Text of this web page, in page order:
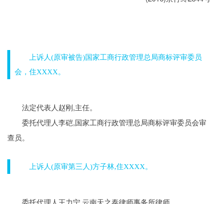
上诉人(原审被告)国家工商行政管理总局商标评审委员
会，住XXXX。
法定代表人赵刚 ,主任。
委托代理人李硙,国家工商行政管理总局商标评审委员会审
查员。
上诉人(原审第三人)方子林,住XXXX。
,云南天之泰律师事务所律师。